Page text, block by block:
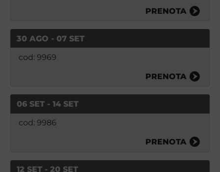
PRENOTA
30 AGO - 07 SET
cod: 9969
PRENOTA
06 SET - 14 SET
cod: 9986
PRENOTA
12 SET - 20 SET